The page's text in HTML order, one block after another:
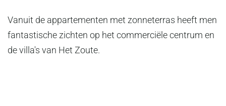
Vanuit de appartementen met zonneterras heeft men
fantastische zichten op het commerciële centrum en
de villa's van Het Zoute.